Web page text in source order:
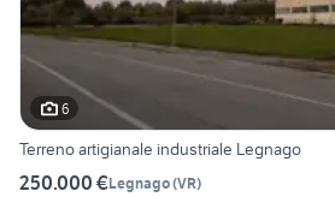
6
Terreno artigianale industriale Legnago
250.000 €Legnago(VR)